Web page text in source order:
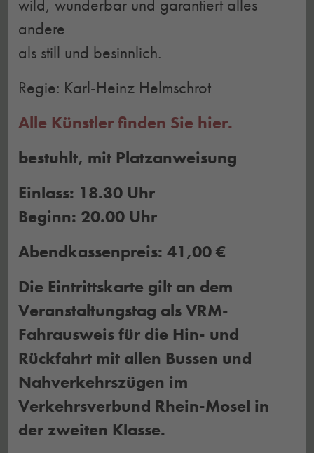
wild, wunderbar und garantiert alles
andere
als still und besinnlich.
Regie: Karl-Heinz Helmschrot
Alle Künstler finden Sie hier.
bestuhlt, mit Platzanweisung
Einlass: 18.30 Uhr
Beginn: 20.00 Uhr
Abendkassenpreis: 41,00 €
Die Eintrittskarte gilt an dem
Veranstaltungstag als VRM-
Fahrausweis für die Hin- und
Rückfahrt mit allen Bussen und
Nahverkehrszügen im
Verkehrsverbund Rhein-Mosel in
der zweiten Klasse.